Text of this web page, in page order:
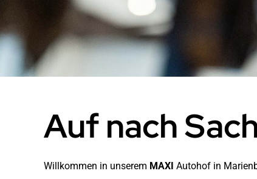
Auf nach
Willkommen in unserem MAXI Autohof in